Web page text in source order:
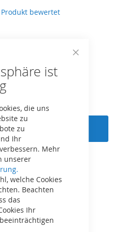
ist
die uns
zu
zu
Ihr
Mehr
unserer
welche Cookies
Beachten
das
Ihr
bewertet
50% mehr Luft
ermöglicht.
für besonders hohen